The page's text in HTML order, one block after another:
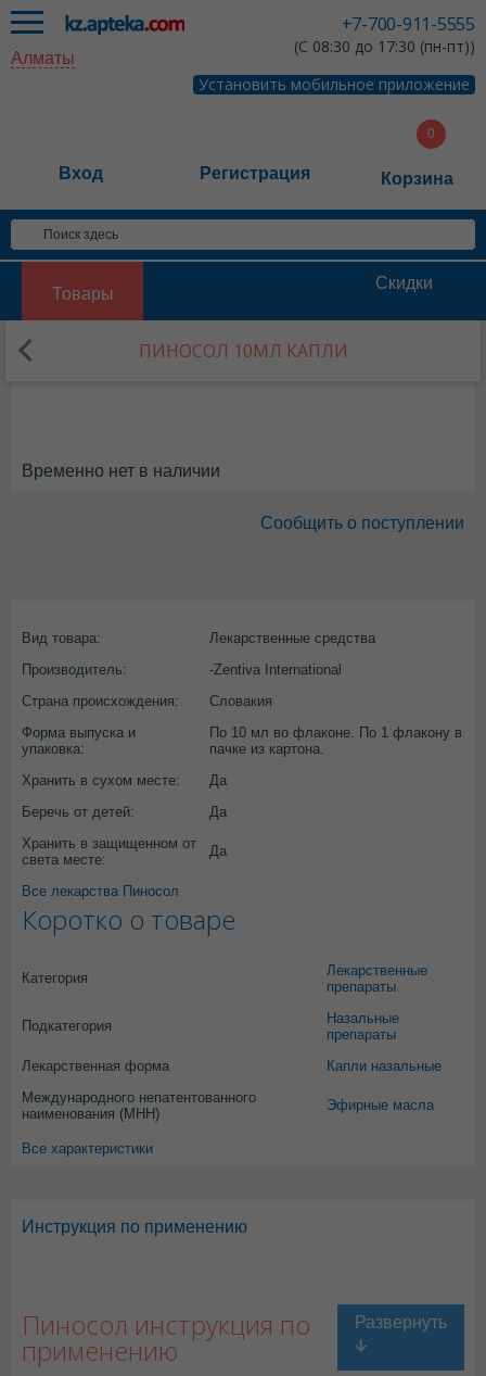
+7-700-911-5555
(С 08:30 до 17:30 (пн-пт))
Установить мобильное приложение
Алматы
Вход Регистрация Корзина
Товары
Скидки
ПИНОСОЛ 10МЛ КАПЛИ
Временно нет в наличии
Сообщить о поступлении
Вид товара:
Лекарственные средства
Производитель:
-Zentiva International
Страна происхождения:
Словакия
Форма выпуска и
упаковка:
По 10 мл во флаконе. По 1 флакону в
пачке из картона.
Хранить в сухом месте:
Да
Беречь от детей:
Да
Хранить в защищенном от
света месте:
Да
Все лекарства Пиносол
Коротко о товаре
Категория
Лекарственные
препараты
Подкатегория
Назальные
препараты
Лекарственная форма
Капли назальные
Международного непатентованного
наименования (МНН)
Эфирные масла
Все характеристики
Инструкция по применению
Пиносол инструкция по
применению